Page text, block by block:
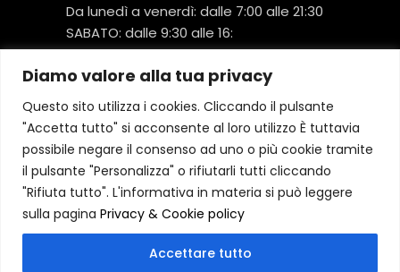
Diamo valore alla tua privacy
Questo sito utilizza i cookies. Cliccando il pulsante
"Accetta tutto" si acconsente al loro utilizzo È tuttavia
possibile negare il consenso ad uno o più cookie tramite
il pulsante "Personalizza" o rifiutarli tutti cliccando
"Rifiuta tutto". L'informativa in materia si può leggere
sulla pagina Privacy & Cookie policy
Accettare tutto
Da lunedì a venerdì: dalle 7:00 alle 21:30
SABATO: dalle 9:30 alle 16:
COPERTURA ISTRUTTORI SALA
ATTREZZI:
Da lunedì a venerdì dalle 9:00 alle 12:00 e
dalle 13:00 alle 21:30
SABATO dalle 10;:00 alle 16:00